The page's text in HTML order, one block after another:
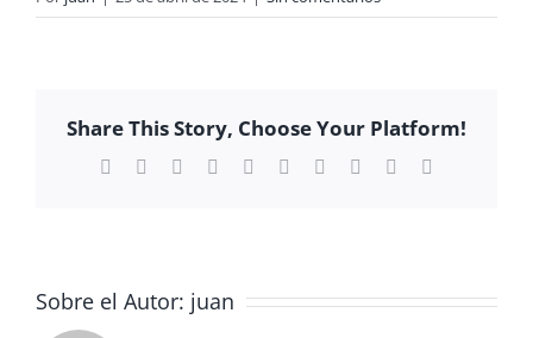
Share This Story, Choose Your Platform!
Facebook Reddit LinkedInWhatsApp
TumblrPinterest Xing
Sobre el Autor: juan